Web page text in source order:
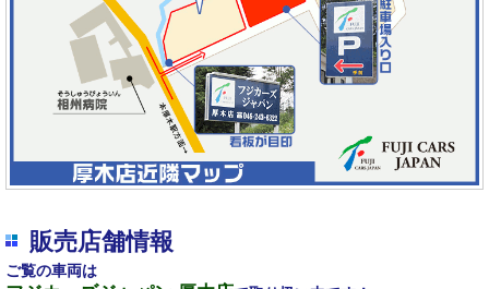
販売店舗情報
ご覧の車両は